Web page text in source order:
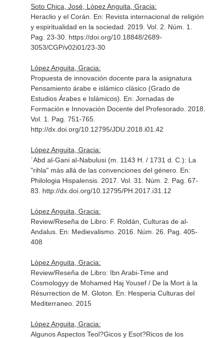
Soto Chica, José, López Anguita, Gracia:
Heraclio y el Corán. En: Revista internacional de religión
y espiritualidad en la sociedad . 2019. Vol. 2. Núm. 1.
Pag. 23-30. https://doi.org/10.18848/2689-
3053/CGP/v02i01/23-30
López Anguita, Gracia:
Propuesta de innovación docente para la asignatura
Pensamiento árabe e islámico clásico (Grado de
Estudios Árabes e Islámicos). En: Jornadas de
Formación e Innovación Docente del Profesorado. 2018.
Vol. 1. Pag. 751-765.
http://dx.doi.org/10.12795/JDU.2018.i01.42
López Anguita, Gracia:
`Abd al-Gani al-Nabulusi (m. 1143 H. / 1731 d. C.): La
"rihla" más allá de las convenciones del género. En:
Philologia Hispalensis. 2017. Vol. 31. Núm. 2. Pag. 67-
83. http://dx.doi.org/10.12795/PH.2017.i31.12
López Anguita, Gracia:
Review/Reseña de Libro: F. Roldán, Culturas de al-
Andalus. En: Medievalismo. 2016. Núm. 26. Pag. 405-
408
López Anguita, Gracia:
Review/Reseña de Libro: Ibn Arabi-Time and
Cosmologyy de Mohamed Haj Yousef / De la Mort à la
Résurrection de M. Gloton. En: Hesperia Culturas del
Mediterraneo. 2015
López Anguita, Gracia:
Algunos Aspectos Teol?Gicos y Esot?Ricos de los